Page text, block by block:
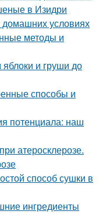
в Изидри
условиях
методы и
и груши до
способы и
потенциала: наш
атеросклерозе.
способ сушки в
ингредиенты